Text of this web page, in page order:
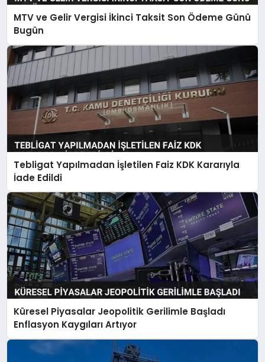
MTV ve Gelir Vergisi İkinci Taksit Son Ödeme Günü
Bugün
Tebligat Yapılmadan İşletilen Faiz KDK Kararıyla
İade Edildi
Küresel Piyasalar Jeopolitik Gerilimle Başladı
Enflasyon Kaygıları Artıyor